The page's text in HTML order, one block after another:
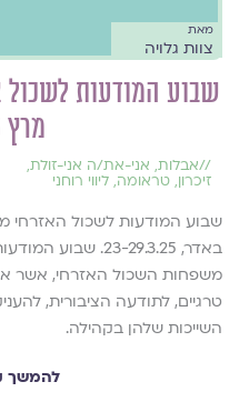
מאת
צוות גלויה
שבוע המודעות
מרץ 2025
//אבלות, אני-את/ה אני-זולת,
זיכרון, טראומה, ליווי רוחני
שבוע המודעות לשכול האזרחי
באדר, 23-29.3.25.
משפחות השכול האזרחי, אשר
טרגיים, לתודעה הציבורית,
השייכות שלהן בקהילה.
להמשך